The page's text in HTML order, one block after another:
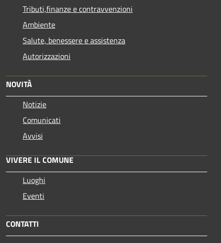
Tributi,finanze e contravvenzioni
Ambiente
Salute, benessere e assistenza
Autorizzazioni
NOVITÀ
Notizie
Comunicati
Avvisi
VIVERE IL COMUNE
Luoghi
Eventi
CONTATTI